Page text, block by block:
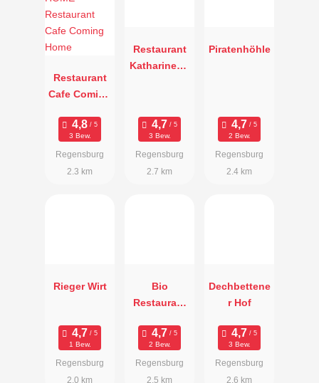
Restaurant
Cafe Coming
3 Bew.
Regensburg
2.3 km
Restaurant
Katharinenh
3 Bew.
Regensburg
2.7 km
Piratenhöhle
2 Bew.
Regensburg
2.4 km
Rieger Wirt
1 Bew.
Regensburg
2.0 km
Bio
Restaurant
2 Bew.
Regensburg
2.5 km
Dechbettene
r Hof
3 Bew.
Regensburg
2.6 km